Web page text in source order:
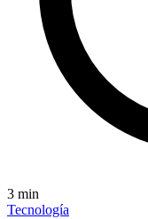
3 min
Tecnología